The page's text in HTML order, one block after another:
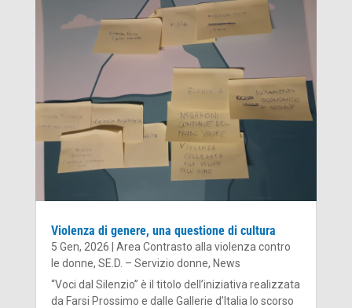
18 e 28 anni che hanno voglia di vivere
un’esperienza di crescita personale, offrendo un
contributo concreto alla propria comunità e
acquisendo competenze...
Violenza di genere, una questione di cultura
5 Gen, 2026
Area Contrasto alla violenza contro
le donne, SE.D. – Servizio donne, News
“Voci dal Silenzio” è il titolo dell’iniziativa realizzata
da Farsi Prossimo e dalle Gallerie d’Italia lo scorso